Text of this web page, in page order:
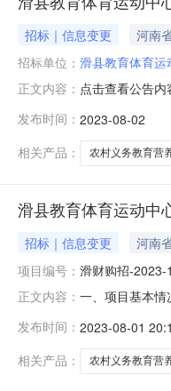
招标｜信息变更
河南
招标单位： 滑县教育体育运
正文内容： 点击查看公告
发布时间： 2023-08-02
相关产品：
农村义务教育营
滑县教育体育运动中
招标｜信息变更 河南
项目编号： 滑财购招-2023-
正文内容： 一、项目基本
日08时50分（
发布时间： 2023-08-01
相关产品：
农村义务教育营